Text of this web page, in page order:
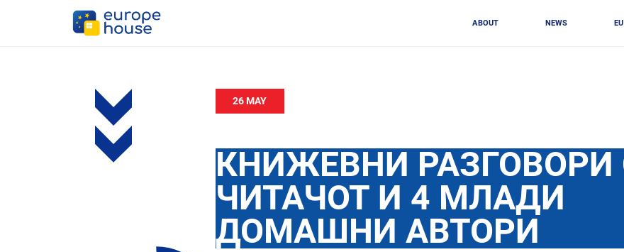
ABOUT NEWS
26 MAY
КНИЖЕВНИ РАЗГОВОРИ
ЧИТАЧОТ И 4 МЛАДИ
ДОМАШНИ АВТОРИ